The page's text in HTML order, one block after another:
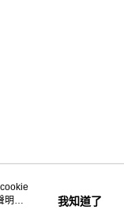
明使
我知道了